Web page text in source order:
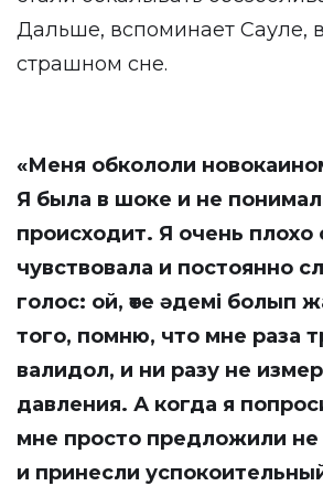
Дальше, вспоминает Сауле,
страшном сне.
«Меня обкололи
Я была в шоке и не
происходит. Я очень плохо
чувствовала и постоянно
голос: ой, өте әдемі болып
того, помню, что мне раза
валидол, и ни разу не
давления. А когда я
мне просто предложили не
и принесли